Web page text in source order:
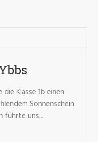
Klasse 1b einen
Sonnenschein
führte uns...